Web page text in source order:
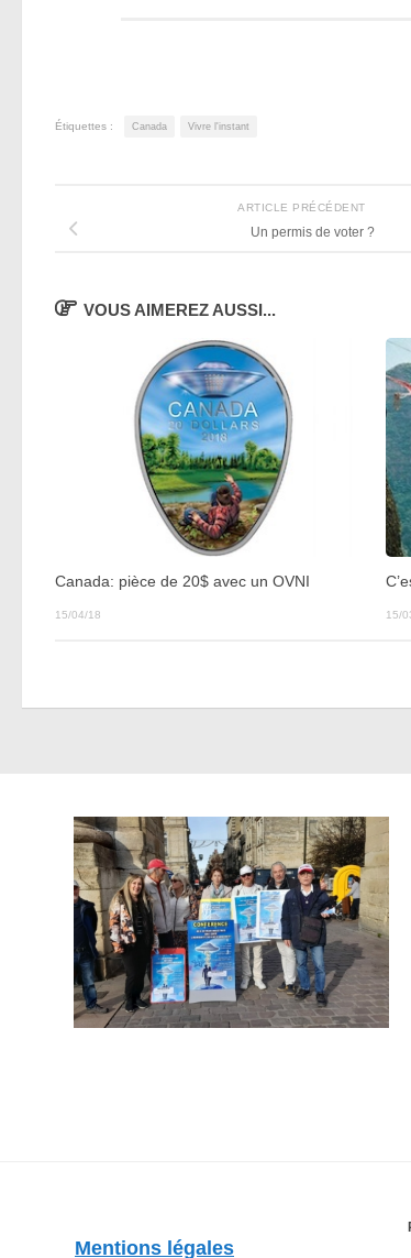
Étiquettes : Canada Vivre l'instant
ARTICLE PRÉCÉDENT
Un permis de voter ?
VOUS AIMEREZ AUSSI...
Canada: pièce de 20$ avec un OVNI
15/04/18 15/
Mentions légales